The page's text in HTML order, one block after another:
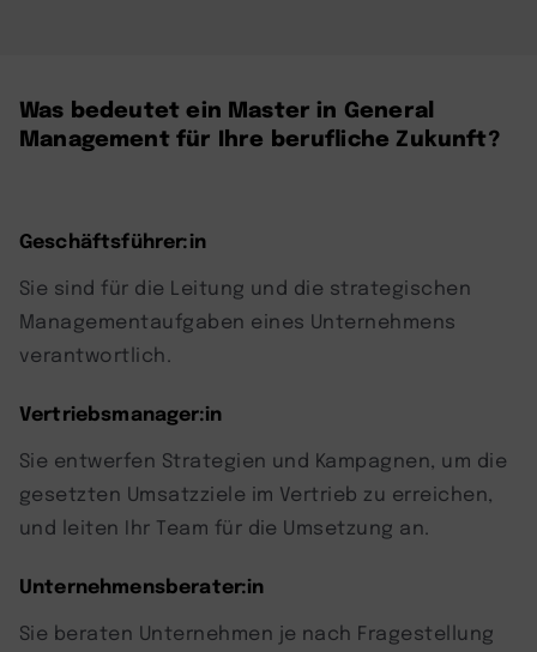
Was bedeutet ein Master in General
Management für Ihre berufliche Zukunft?
Geschäftsführer:in
Sie sind für die Leitung und die strategischen
Managementaufgaben eines Unternehmens
verantwortlich.
Vertriebsmanager:in
Sie entwerfen Strategien und Kampagnen, um die
gesetzten Umsatzziele im Vertrieb zu erreichen,
und leiten Ihr Team für die Umsetzung an.
Unternehmensberater:in
Sie beraten Unternehmen je nach Fragestellung